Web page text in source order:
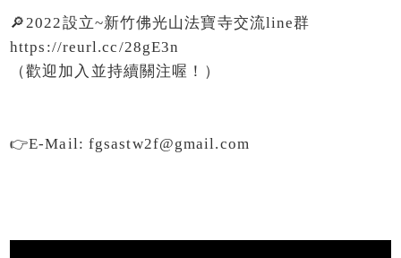
🔎2022設立~新竹佛光山法寶寺交流line群
https://reurl.cc/28gE3n
（歡迎加入並持續關注喔！）
👉E-Mail: fgsastw2f@gmail.com